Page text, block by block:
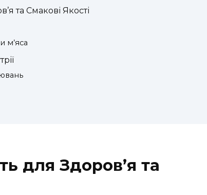
та Смакові Якості
м’яса
для Здоров’я та